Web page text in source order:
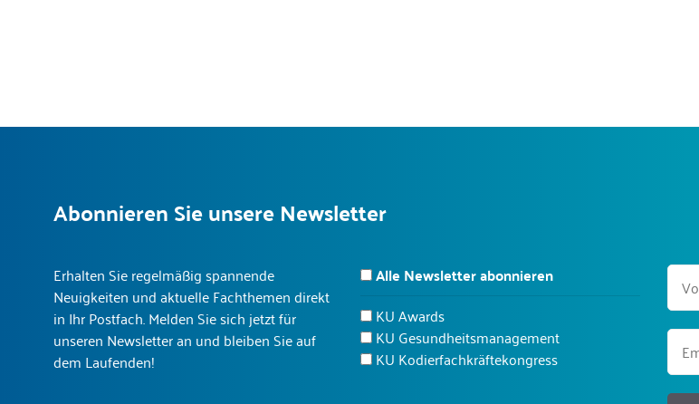
Abonnieren Sie unsere Newsletter
Erhalten Sie regelmäßig spannende
Neuigkeiten und aktuelle Fachthemen direkt
in Ihr Postfach. Melden Sie sich jetzt für
unseren Newsletter an und bleiben Sie auf
dem Laufenden!
Alle Newsletter abonnieren
KU Awards
KU Gesundheitsmanagement
KU Kodierfachkräftekongress